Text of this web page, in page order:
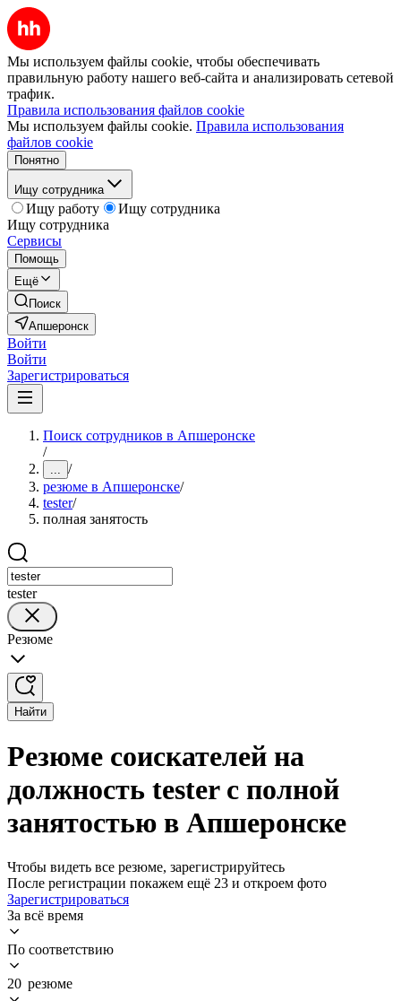
Мы используем файлы cookie, чтобы обеспечивать
правильную работу нашего веб-сайта и анализировать сетевой
трафик.
Правила использования файлов cookie
Мы используем файлы cookie. Правила использования
файлов cookie
Понятно
Ищу сотрудника
Ищу работу
Ищу сотрудника
Ищу сотрудника
Сервисы
Помощь
Ещё
Поиск
Апшеронск
Войти
Войти
Зарегистрироваться
Поиск сотрудников в Апшеронске
/
... /
резюме в Апшеронске/
tester/
полная занятость
tester
Резюме
Найти
Резюме соискателей на
должность tester с полной
занятостью в Апшеронске
Чтобы видеть все резюме, зарегистрируйтесь
После регистрации покажем ещё 23 и откроем фото
Зарегистрироваться
За всё время
По соответствию
20 резюме